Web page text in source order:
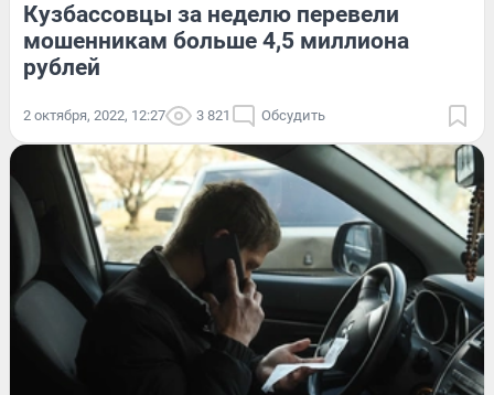
Кузбассовцы за неделю перевели
мошенникам больше 4,5 миллиона
рублей
2 октября, 2022, 12:27 3 821 Обсудить